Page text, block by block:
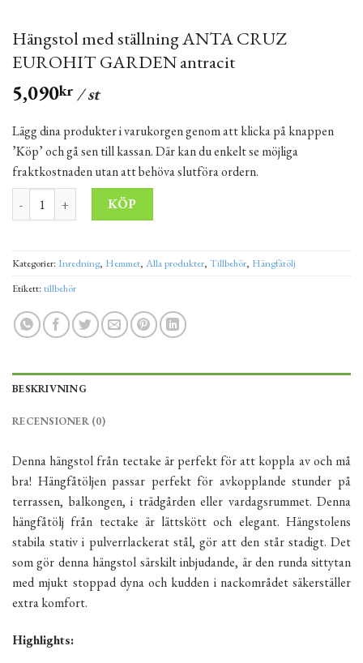
Hängstol med ställning ANTA CRUZ
EUROHIT GARDEN antracit
5,090kr / st
Lägg dina produkter i varukorgen genom att klicka på knappen
’Köp’ och gå sen till kassan. Där kan du enkelt se möjliga
fraktkostnaden utan att behöva slutföra ordern.
Hängstol med ställning ANTA CRUZ EUROHIT GARDEN antracit
KÖP
Kategorier: Inredning, Hemmet, Alla produkter, Tillbehör, Hängfåtölj
Etikett:tillbehör
BESKRIVNING
RECENSIONER (0)
Denna hängstol från tectake är perfekt för att koppla av och må
bra! Hängfåtöljen passar perfekt för avkopplande stunder på
terrassen, balkongen, i trädgården eller vardagsrummet. Denna
hängfåtölj från tectake är lättskött och elegant. Hängstolens
stabila stativ i pulverrlackerat stål, gör att den står stadigt. Det
som gör denna hängstol särskilt inbjudande, är den runda sittytan
med mjukt stoppad dyna och kudden i nackområdet säkerställer
extra komfort.
Highlights: